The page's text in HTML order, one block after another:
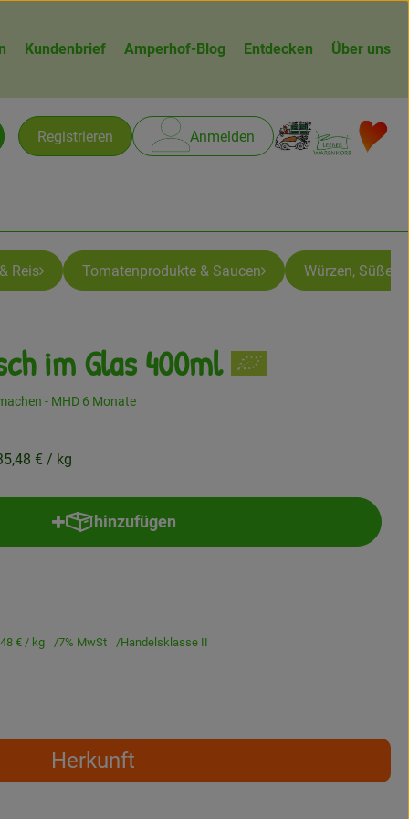
Kundenbrief Amperhof-Blog Entdecken Über uns
Registrieren Anmelden
Reis Tomatenprodukte & Saucen Würzen, Süßen
im Glas 400ml
- MHD 6 Monate
€ / kg
hinzufügen
Produkt zum Warenkorb hinzufügen
€ / kg 7% MwSt Handelsklasse II
Herkunft